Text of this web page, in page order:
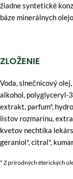
žiadne syntetické
báze minerálnych
ZLOŽENIE
Voda, slnečnicový
alkohol, polyglyceryl-
extrakt, parfum*,
listov rozmarínu,
kvetov nechtíka
geraniol*, citral*,
* Z prírodných éterických